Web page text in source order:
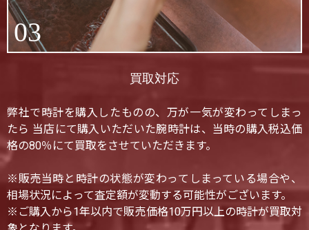
03
買取対応
弊社で時計を購入したものの、万が一気が変わってしまっ
たら 当店にて購入いただいた腕時計は、当時の購入税込価
格の80％にて買取をさせていただきます。
※販売当時と時計の状態が変わってしまっている場合や、
相場状況によって査定額が変動する可能性がございます。
※ご購入から1年以内で販売価格10万円以上の時計が買取対